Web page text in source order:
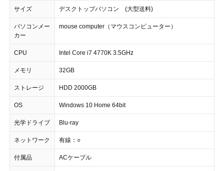
サイズ デスクトップパソコン (大型送料)
パソコンメー
カー
mouse computer（マウスコンピューター）
CPU Intel Core i7 4770K 3.5GHz
メモリ 32GB
ストレージ HDD 2000GB
OS Windows 10 Home 64bit
光学ドライブ Blu-ray
ネットワーク 有線：○
付属品 ACケーブル